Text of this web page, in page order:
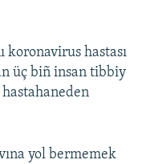
koronavirus hastası
üç biñ insan tibbiy
yol bermemek